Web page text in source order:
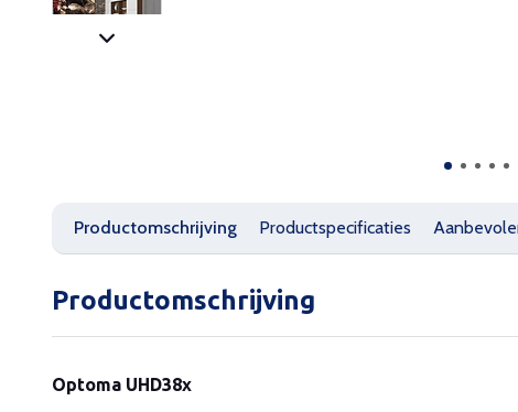
Productomschrijving Productspecificaties
Productomschrijving
Optoma UHD38x